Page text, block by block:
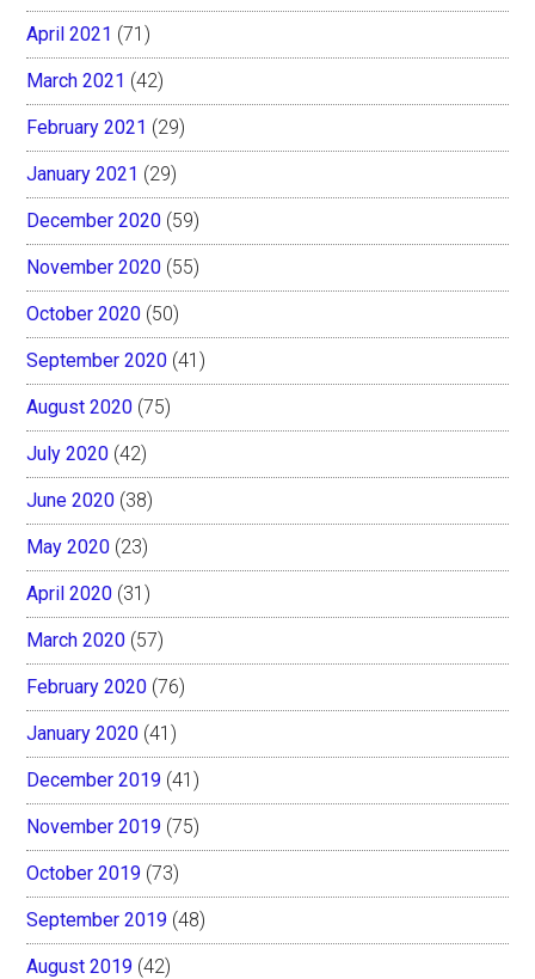
April 2021 (71)
March 2021 (42)
February 2021 (29)
January 2021 (29)
December 2020 (59)
November 2020 (55)
October 2020 (50)
September 2020 (41)
August 2020 (75)
July 2020 (42)
June 2020 (38)
May 2020 (23)
April 2020 (31)
March 2020 (57)
February 2020 (76)
January 2020 (41)
December 2019 (41)
November 2019 (75)
October 2019 (73)
September 2019 (48)
August 2019 (42)